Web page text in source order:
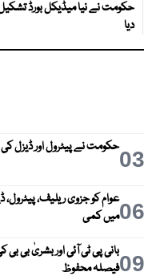
حکومت نے نیا میڈیکل بورڈ
دیا
03حکومت نے پیٹرول اور ڈیزل
06عوام کو جزوی ریلیف،
میں کمی
09بانی پی ٹی آئی اور بشریٰ بی
فیصلہ محفوظ